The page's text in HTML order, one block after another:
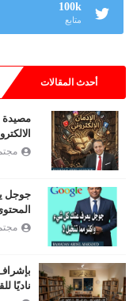
100k
متابع
أحدث المقالات
مصيدة
جوجل
ناديًا